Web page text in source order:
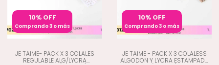
10% OFF
Comprando 3 o más
JE TAIME- PACK X 3 COLALES
REGULABLE ALG/LYCRA
10% OFF
Comprando 3 o más
JE TAIME - PACK X 3 COLALESS
ALGODON Y LYCRA ESTAMPADA